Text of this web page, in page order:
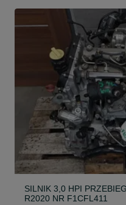
SILNIK 3,0 HPI
R2020 NR F1CFL411